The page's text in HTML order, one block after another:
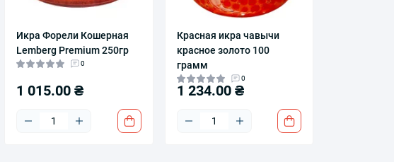
Икра Форели Кошерная
Lemberg Premium 250гр
0
1 015.00 ₴
Красная икра чавычи
красное золото 100
грамм
0
1 234.00 ₴